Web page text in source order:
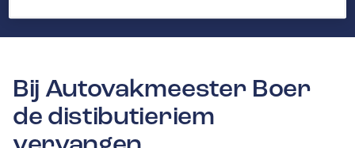
Bij Autovakmeester Boer
de distibutieriem